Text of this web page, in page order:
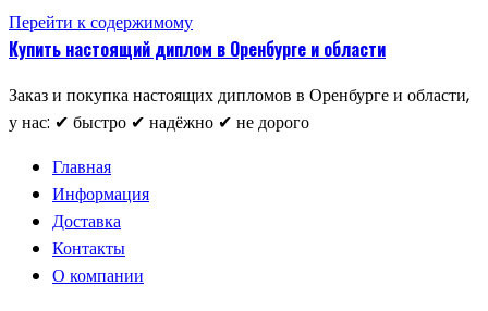
Перейти к содержимому
Купить настоящий диплом в Оренбурге и области
Заказ и покупка настоящих дипломов в Оренбурге и области,
у нас: ✔ быстро ✔ надёжно ✔ не дорого
Главная
Информация
Доставка
Контакты
О компании